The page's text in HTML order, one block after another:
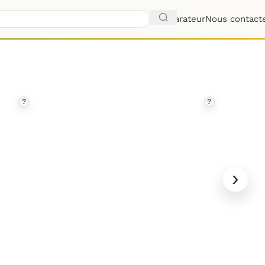
ComparateurNous
? ?